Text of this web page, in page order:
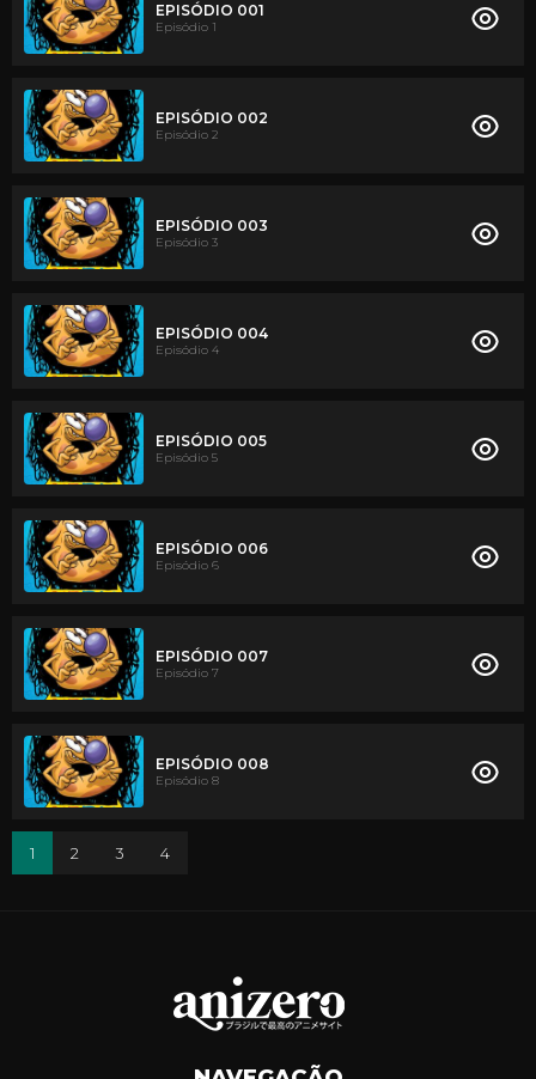
EPISÓDIO 001
Episódio 1
EPISÓDIO 002
Episódio 2
EPISÓDIO 003
Episódio 3
EPISÓDIO 004
Episódio 4
EPISÓDIO 005
Episódio 5
EPISÓDIO 006
Episódio 6
EPISÓDIO 007
Episódio 7
EPISÓDIO 008
Episódio 8
1 2 3 4